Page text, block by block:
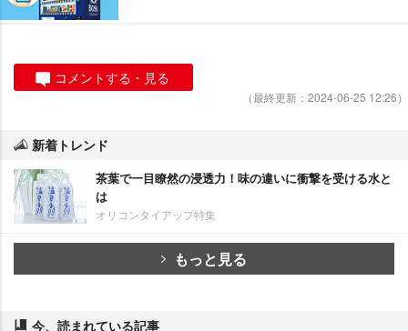
コメントする・見る
（最終更新：2024-06-25 12:26）
新着トレンド
茶葉で一目瞭然の浸透力！味の違いに衝撃を受ける水と
は
オリコンタイアップ特集
もっと見る
今、読まれている記事